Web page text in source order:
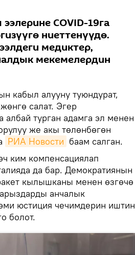
COVID-19га
ниеттенүүдө.
медиктер,
мекемелердин
кабыл алууну туюндурат,
салат. Эгер
турган адамга эл менен
же акы төлөнбөгөн
РИА Новости баам салган.
ким компенсациялап
да бар. Демократиянын
кылышканы менен өзгөчө
анчалык
юстиция чечимдерин иштин
болот.